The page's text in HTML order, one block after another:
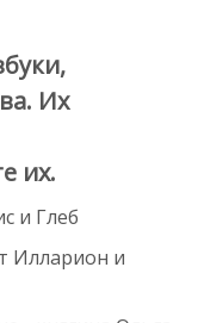
Их
их.
и Глеб
Илларион и